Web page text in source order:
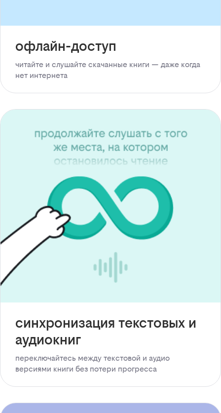
офлайн-доступ
читайте и слушайте скачанные книги — даже когда
нет интернета
синхронизация текстовых и
аудиокниг
переключайтесь между текстовой и аудио
версиями книги без потери прогресса